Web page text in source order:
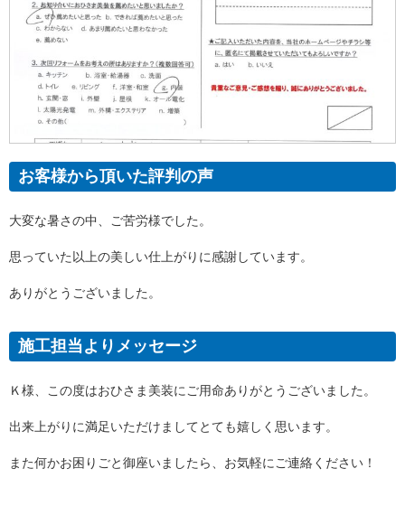
お客様から頂いた評判の声
大変な暑さの中、ご苦労様でした。
思っていた以上の美しい仕上がりに感謝しています。
ありがとうございました。
施工担当よりメッセージ
Ｋ様、この度はおひさま美装にご用命ありがとうございました。
出来上がりに満足いただけましてとても嬉しく思います。
また何かお困りごと御座いましたら、お気軽にご連絡ください！